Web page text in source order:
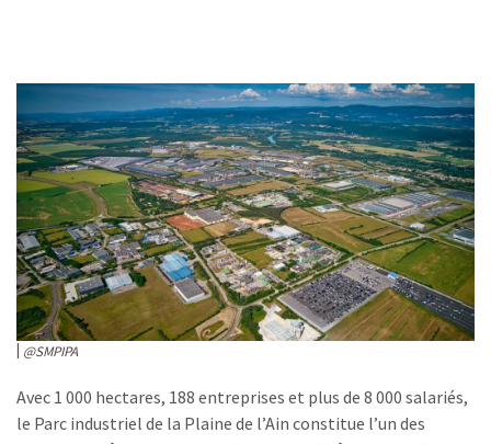
@SMPIPA
Avec 1 000 hectares, 188 entreprises et plus de 8 000 salariés,
le Parc industriel de la Plaine de l’Ain constitue l’un des